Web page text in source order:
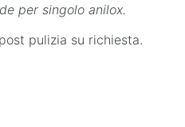
per singolo anilox.
pulizia su richiesta.